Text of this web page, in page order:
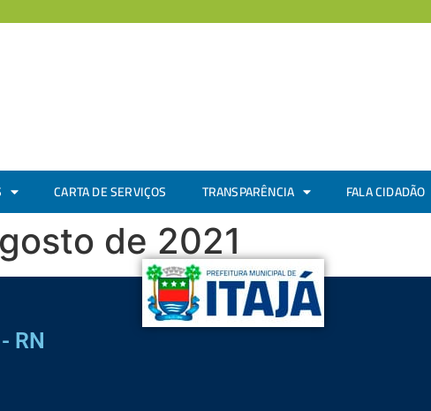
CARTA DE SERVIÇOS TRANSPARÊNCIA FALA CIDADÃO
de 2021
RN